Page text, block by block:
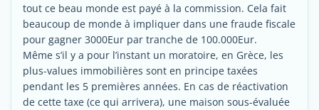
tout ce beau monde est payé à la commission. Cela fait
beaucoup de monde à impliquer dans une fraude fiscale
pour gagner 3000Eur par tranche de 100.000Eur.
Même s’il y a pour l’instant un moratoire, en Grèce, les
plus-values immobilières sont en principe taxées
pendant les 5 premières années. En cas de réactivation
de cette taxe (ce qui arrivera), une maison sous-évaluée